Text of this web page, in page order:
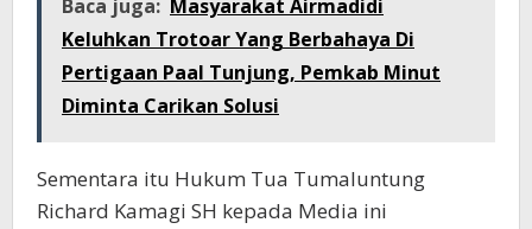
Baca juga: Masyarakat Airmadidi
Keluhkan Trotoar Yang Berbahaya Di
Pertigaan Paal Tunjung, Pemkab Minut
Diminta Carikan Solusi
Sementara itu Hukum Tua Tumaluntung
Richard Kamagi SH kepada Media ini